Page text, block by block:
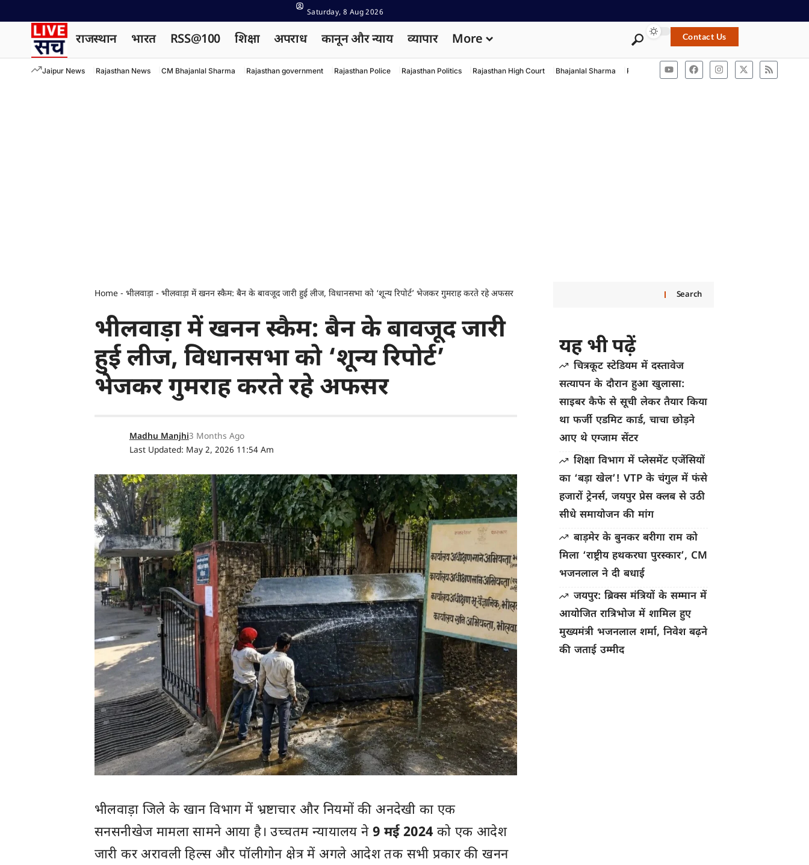
Saturday, 8 Aug 2026
राजस्थान भारत RSS@100 शिक्षा अपराध कानून और न्याय व्यापार More Contact Us
Jaipur News Rajasthan News CM Bhajanlal Sharma Rajasthan government Rajasthan Police Rajasthan Politics Rajasthan High Court Bhajanlal Sharma Rashtriya Swayamsevak Sangh ACB Rajasthan
Home - भीलवाड़ा - भीलवाड़ा में खनन स्कैम: बैन के बावजूद जारी हुई लीज, विधानसभा को ‘शून्य रिपोर्ट’ भेजकर गुमराह करते रहे अफसर
भीलवाड़ा में खनन स्कैम: बैन के बावजूद जारी
हुई लीज, विधानसभा को ‘शून्य रिपोर्ट’
भेजकर गुमराह करते रहे अफसर
Last Updated: May 2, 2026 11:54 Am
Madhu Manjhi3 Months Ago
भीलवाड़ा जिले के खान विभाग में भ्रष्टाचार और नियमों की अनदेखी का एक
सनसनीखेज मामला सामने आया है। उच्चतम न्यायालय ने 9 मई 2024को एक आदेश
जारी कर अरावली हिल्स और पॉलीगोन क्षेत्र में अगले आदेश तक सभी प्रकार की खनन
Search
यह भी पढ़ें
चित्रकूट स्टेडियम में दस्तावेज
सत्यापन के दौरान हुआ खुलासा:
साइबर कैफे से सूची लेकर तैयार किया
था फर्जी एडमिट कार्ड, चाचा छोड़ने
आए थे एग्जाम सेंटर
शिक्षा विभाग में प्लेसमेंट एजेंसियों
का ‘बड़ा खेल’! VTP के चंगुल में फंसे
हजारों ट्रेनर्स, जयपुर प्रेस क्लब से उठी
सीधे समायोजन की मांग
बाड़मेर के बुनकर बरीगा राम को
मिला ‘राष्ट्रीय हथकरघा पुरस्कार’, CM
भजनलाल ने दी बधाई
जयपुर: ब्रिक्स मंत्रियों के सम्मान में
आयोजित रात्रिभोज में शामिल हुए
मुख्यमंत्री भजनलाल शर्मा, निवेश बढ़ने
की जताई उम्मीद